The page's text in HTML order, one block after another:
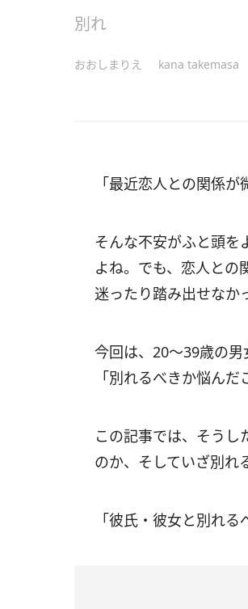
別れ
おおしまりえ kana takemasa
「最近恋人との関係が
そんな不安がふと頭を
よね。でも、恋人との
迷ったり踏み出せなか
今回は、20〜39歳の
「別れるべきか悩ん
この記事では、そうし
のか、そしていざ別れ
「彼氏・彼女と別れ